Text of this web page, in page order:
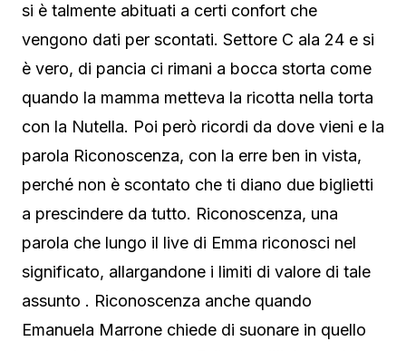
si è talmente abituati a certi confort che
vengono dati per scontati. Settore C ala 24 e si
è vero, di pancia ci rimani a bocca storta come
quando la mamma metteva la ricotta nella torta
con la Nutella. Poi però ricordi da dove vieni e la
parola Riconoscenza, con la erre ben in vista,
perché non è scontato che ti diano due biglietti
a prescindere da tutto. Riconoscenza, una
parola che lungo il live di Emma riconosci nel
significato, allargandone i limiti di valore di tale
assunto . Riconoscenza anche quando
Emanuela Marrone chiede di suonare in quello